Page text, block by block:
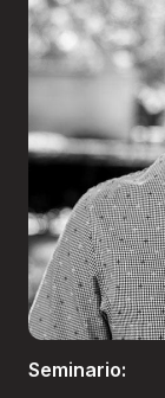
Seminario: